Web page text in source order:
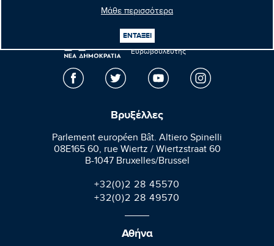
Μάθε περισσότερα
ΕΝΤΑΞΕΙ
Μανώλης
Κεφαλογιάννης
Ευρωβουλευτής
Βρυξέλλες
Parlement européen Bât. Altiero Spinelli
08E165 60, rue Wiertz / Wiertzstraat 60
B-1047 Bruxelles/Brussel
+32(0)2 28 45570
+32(0)2 28 49570
Αθήνα